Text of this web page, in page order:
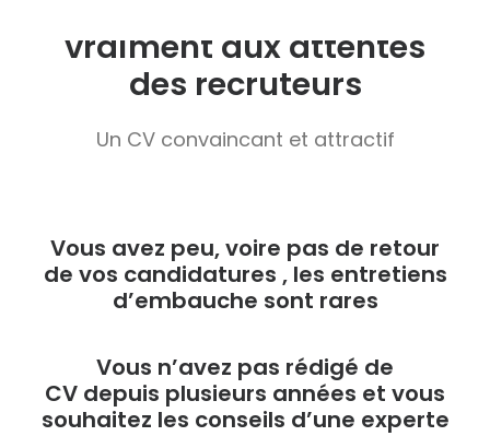
vraiment aux attentes
des recruteurs
Un CV convaincant et attractif
Vous avez peu, voire pas de retour
de vos candidatures , les entretiens
d’embauche sont rares
Vous n’avez pas rédigé de
CV depuis plusieurs années et vous
souhaitez les conseils d’une experte